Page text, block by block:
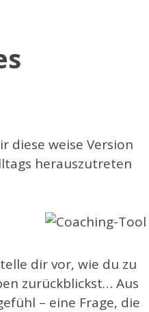
diese weise Version
herauszutreten
dir vor, wie du zu
zurückblickst… Aus
– eine Frage, die